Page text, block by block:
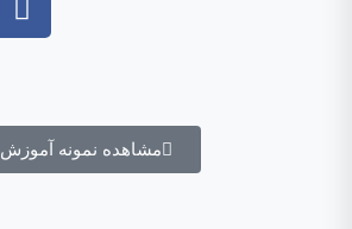
مشاهده نمونه آموزش